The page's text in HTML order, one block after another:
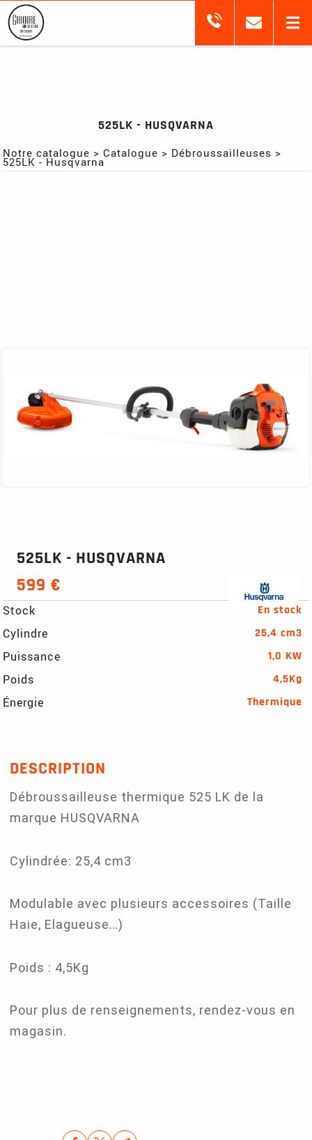
525LK - HUSQVARNA
Notre catalogue >Catalogue > Débroussailleuses >
525LK - Husqvarna
525LK - HUSQVARNA
599 €
Stock
En stock
Cylindre
25,4 cm3
Puissance
1,0 KW
Poids
4,5Kg
Énergie
Thermique
DESCRIPTION
Débroussailleuse thermique 525 LK de la
marque HUSQVARNA
Cylindrée: 25,4 cm3
Modulable avec plusieurs accessoires (Taille
Haie, Elagueuse…)
Poids : 4,5Kg
Pour plus de renseignements, rendez-vous en
magasin.